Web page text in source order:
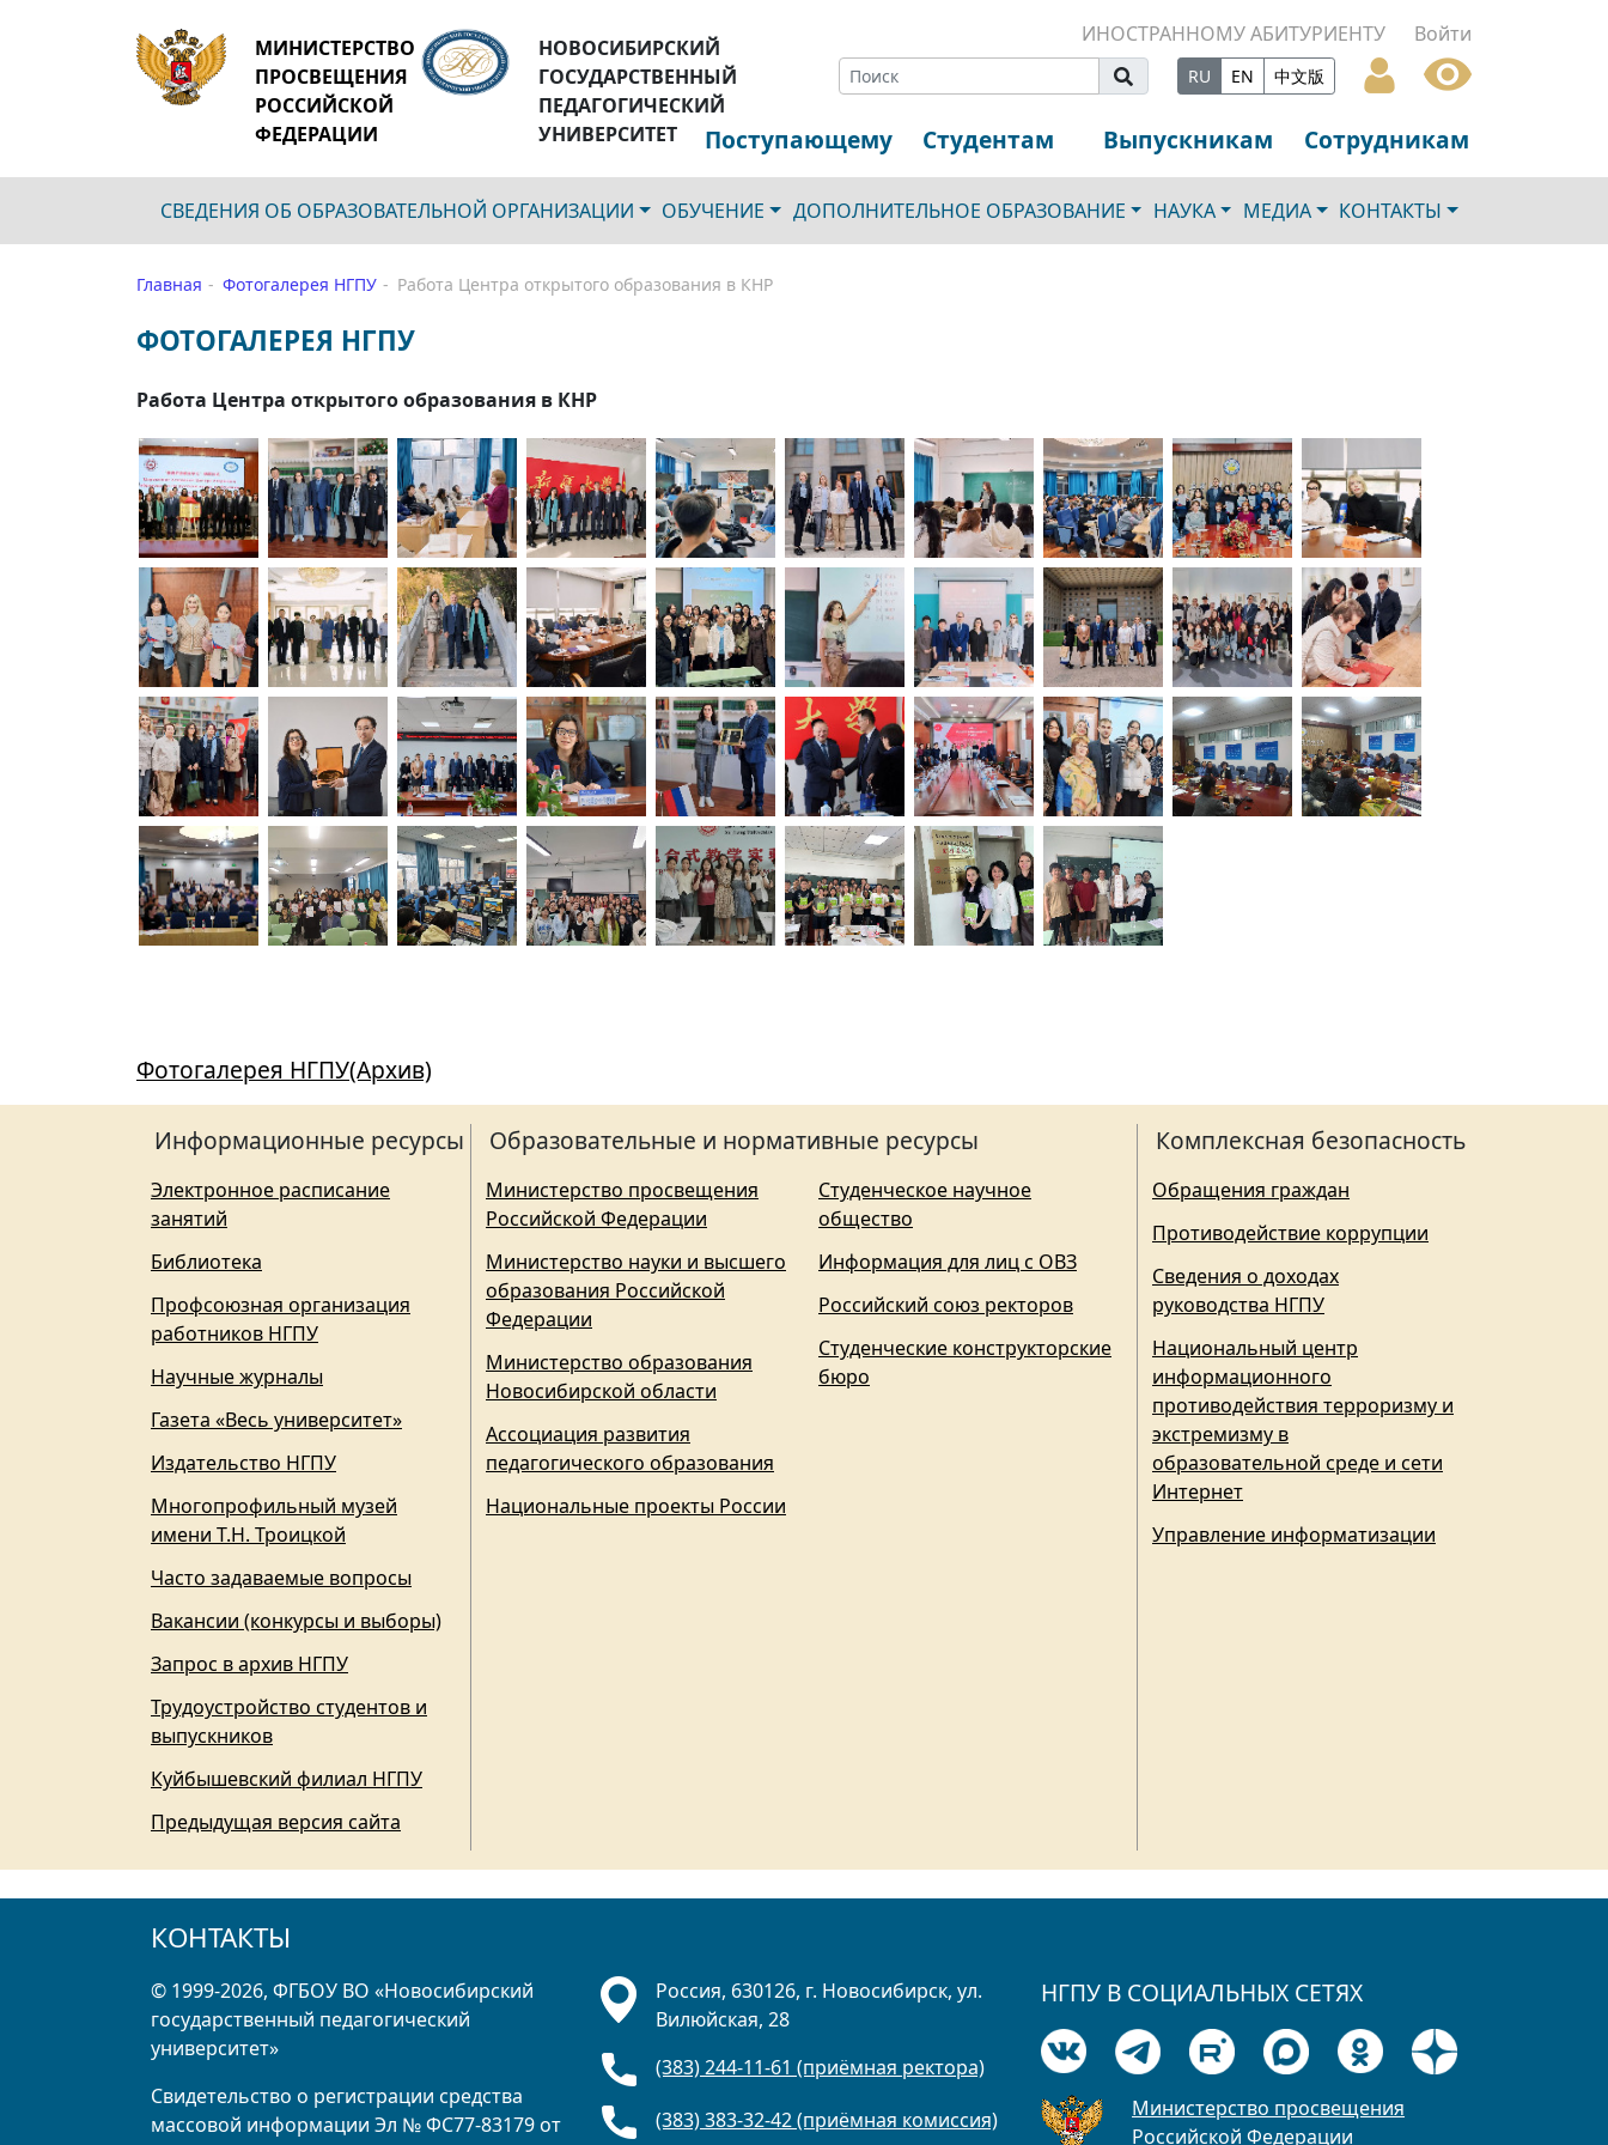
МИНИСТЕРСТВО
ПРОСВЕЩЕНИЯ
РОССИЙСКОЙ
ФЕДЕРАЦИИ
НОВОСИБИРСКИЙ
ГОСУДАРСТВЕННЫЙ
ПЕДАГОГИЧЕСКИЙ
УНИВЕРСИТЕТ
ИНОСТРАННОМУ АБИТУРИЕНТУ Войти
RU EN 中文版
Поступающему Студентам Выпускникам Сотрудникам
СВЕДЕНИЯ ОБ ОБРАЗОВАТЕЛЬНОЙ ОРГАНИЗАЦИИ ОБУЧЕНИЕ ДОПОЛНИТЕЛЬНОЕ ОБРАЗОВАНИЕ НАУКА МЕДИА КОНТАКТЫ
Главная Фотогалерея НГПУ Работа Центра открытого образования в КНР
ФОТОГАЛЕРЕЯ НГПУ
Работа Центра открытого образования в КНР
Фотогалерея НГПУ(Архив)
Информационные ресурсы
Электронное расписание
занятий
Библиотека
Профсоюзная организация
работников НГПУ
Научные журналы
Газета «Весь университет»
Издательство НГПУ
Многопрофильный музей
имени Т.Н. Троицкой
Часто задаваемые вопросы
Вакансии (конкурсы и выборы)
Запрос в архив НГПУ
Трудоустройство студентов и
выпускников
Куйбышевский филиал НГПУ
Предыдущая версия сайта
Образовательные и нормативные ресурсы
Министерство просвещения
Российской Федерации
Министерство науки и высшего
образования Российской
Федерации
Министерство образования
Новосибирской области
Ассоциация развития
педагогического образования
Национальные проекты России
Студенческое научное
общество
Информация для лиц с ОВЗ
Российский союз ректоров
Студенческие конструкторские
бюро
Комплексная безопасность
Обращения граждан
Противодействие коррупции
Сведения о доходах
руководства НГПУ
Национальный центр
информационного
противодействия терроризму и
экстремизму в
образовательной среде и сети
Интернет
Управление информатизации
КОНТАКТЫ
© 1999-2026, ФГБОУ ВО «Новосибирский
государственный педагогический
университет»
Свидетельство о регистрации средства
массовой информации Эл № ФС77-83179 от
Россия, 630126, г. Новосибирск, ул.
Вилюйская, 28
(383) 244-11-61 (приёмная ректора)
(383) 383-32-42 (приёмная комиссия)
НГПУ В СОЦИАЛЬНЫХ СЕТЯХ
Министерство просвещения
Российской Федерации